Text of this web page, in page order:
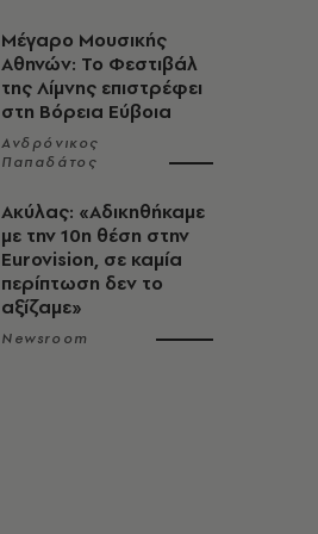
Μέγαρο Μουσικής
Αθηνών: Το Φεστιβάλ
της Λίμνης επιστρέφει
στη Βόρεια Εύβοια
Ανδρόνικος
Παπαδάτος
Ακύλας: «Αδικηθήκαμε
με την 10η θέση στην
Eurovision, σε καμία
περίπτωση δεν το
αξίζαμε»
Newsroom